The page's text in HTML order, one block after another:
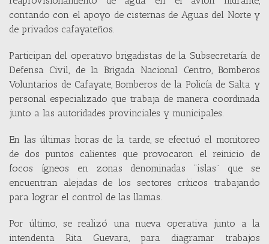
contando con el apoyo de cisternas de Aguas del Norte y
de privados cafayateños.
Participan del operativo brigadistas de la Subsecretaría de
Defensa Civil, de la Brigada Nacional Centro, Bomberos
Voluntarios de Cafayate, Bomberos de la Policía de Salta y
personal especializado que trabaja de manera coordinada
junto a las autoridades provinciales y municipales.
En las últimas horas de la tarde, se efectuó el monitoreo
de dos puntos calientes que provocaron el reinicio de
focos ígneos en zonas denominadas “islas” que se
encuentran alejadas de los sectores críticos trabajando
para lograr el control de las llamas.
Por último, se realizó una nueva operativa junto a la
intendenta Rita Guevara, para diagramar trabajos